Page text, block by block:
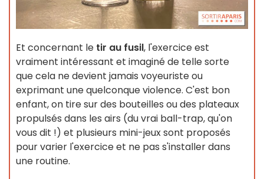
Et concernant le tir au fusil, l'exercice est
vraiment intéressant et imaginé de telle sorte
que cela ne devient jamais voyeuriste ou
exprimant une quelconque violence. C'est bon
enfant, on tire sur des bouteilles ou des plateaux
propulsés dans les airs (du vrai ball-trap, qu'on
vous dit !) et plusieurs mini-jeux sont proposés
pour varier l'exercice et ne pas s'installer dans
une routine.